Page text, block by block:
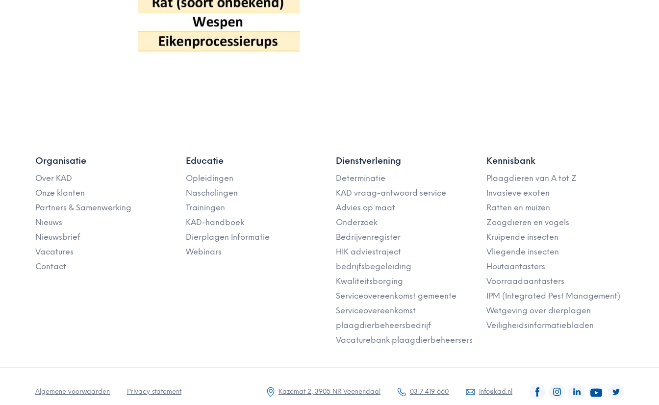
Organisatie
Over KAD
Onze klanten
Partners & Samenwerking
Nieuws
Nieuwsbrief
Vacatures
Contact
Educatie
Opleidingen
Nascholingen
Trainingen
KAD-handboek
Dierplagen Informatie
Webinars
Dienstverlening
Determinatie
KAD vraag-antwoord service
Advies op maat
Onderzoek
Bedrijvenregister
HIK adviestraject
bedrijfsbegeleiding
Kwaliteitsborging
Serviceovereenkomst gemeente
Serviceovereenkomst
plaagdierbeheersbedrijf
Vacaturebank plaagdierbeheersers
Kennisbank
Plaagdieren van A tot Z
Invasieve exoten
Ratten en muizen
Zoogdieren en vogels
Kruipende insecten
Vliegende insecten
Houtaantasters
Voorraadaantasters
IPM (Integrated Pest Management)
Wetgeving over dierplagen
Veiligheidsinformatiebladen
Algemene voorwaarden Privacy statement Kazemat 2, 3905 NR Veenendaal 0317 419 660 info@kad.nl